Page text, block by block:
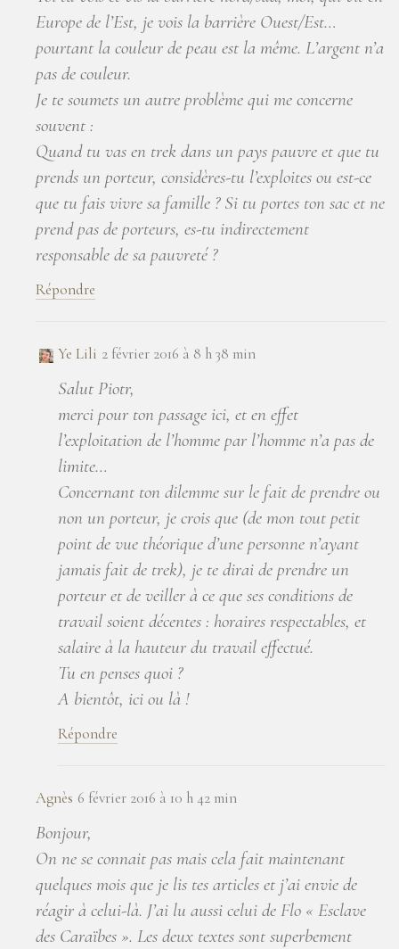
Europe de l’Est, je vois la barrière Ouest/Est…
pourtant la couleur de peau est la même. L’argent n’a
pas de couleur.
Je te soumets un autre problème qui me concerne
souvent :
Quand tu vas en trek dans un pays pauvre et que tu
prends un porteur, considères-tu l’exploites ou est-ce
que tu fais vivre sa famille ? Si tu portes ton sac et ne
prend pas de porteurs, es-tu indirectement
responsable de sa pauvreté ?
Répondre
Ye Lili 2 février 2016 à 8 h 38 min
Salut Piotr,
merci pour ton passage ici, et en effet
l’exploitation de l’homme par l’homme n’a pas de
limite…
Concernant ton dilemme sur le fait de prendre ou
non un porteur, je crois que (de mon tout petit
point de vue théorique d’une personne n’ayant
jamais fait de trek), je te dirai de prendre un
porteur et de veiller à ce que ses conditions de
travail soient décentes : horaires respectables, et
salaire à la hauteur du travail effectué.
Tu en penses quoi ?
A bientôt, ici ou là !
Répondre
Agnès 6 février 2016 à 10 h 42 min
Bonjour,
On ne se connait pas mais cela fait maintenant
quelques mois que je lis tes articles et j’ai envie de
réagir à celui-là. J’ai lu aussi celui de Flo « Esclave
des Caraïbes ». Les deux textes sont superbement